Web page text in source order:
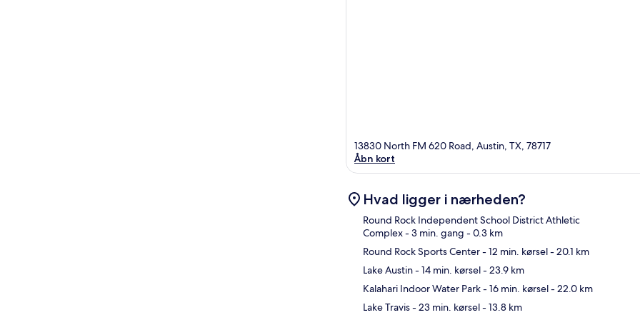
13830 North FM 620 Road, Austin, TX, 78717
Åbn kort
Hvad ligger i nærheden?
Round Rock Independent School District Athletic
Complex- 3 min. gang - 0.3 km
Round Rock Sports Center- 12 min. kørsel- 20.1 km
Lake Austin- 14 min. kørsel- 23.9 km
Kalahari Indoor Water Park- 16 min. kørsel- 22.0 km
Lake Travis- 23 min. kørsel- 13.8 km